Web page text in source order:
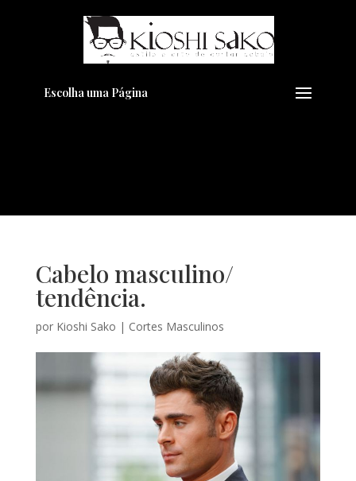
Escolha uma Página
Cabelo masculino/
tendência.
por Kioshi Sako | Cortes Masculinos
Pensando em transformar seu
Visual??